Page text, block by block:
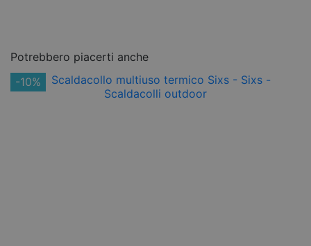
Potrebbero piacerti anche
-10%